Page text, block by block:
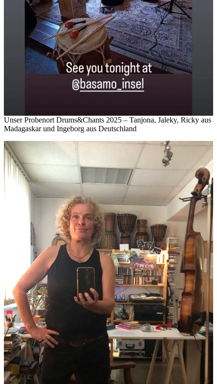
Unser Probenort Drums&Chants 2025 – Tanjona, Jaleky, Ricky aus
Madagaskar und Ingeborg aus Deutschland